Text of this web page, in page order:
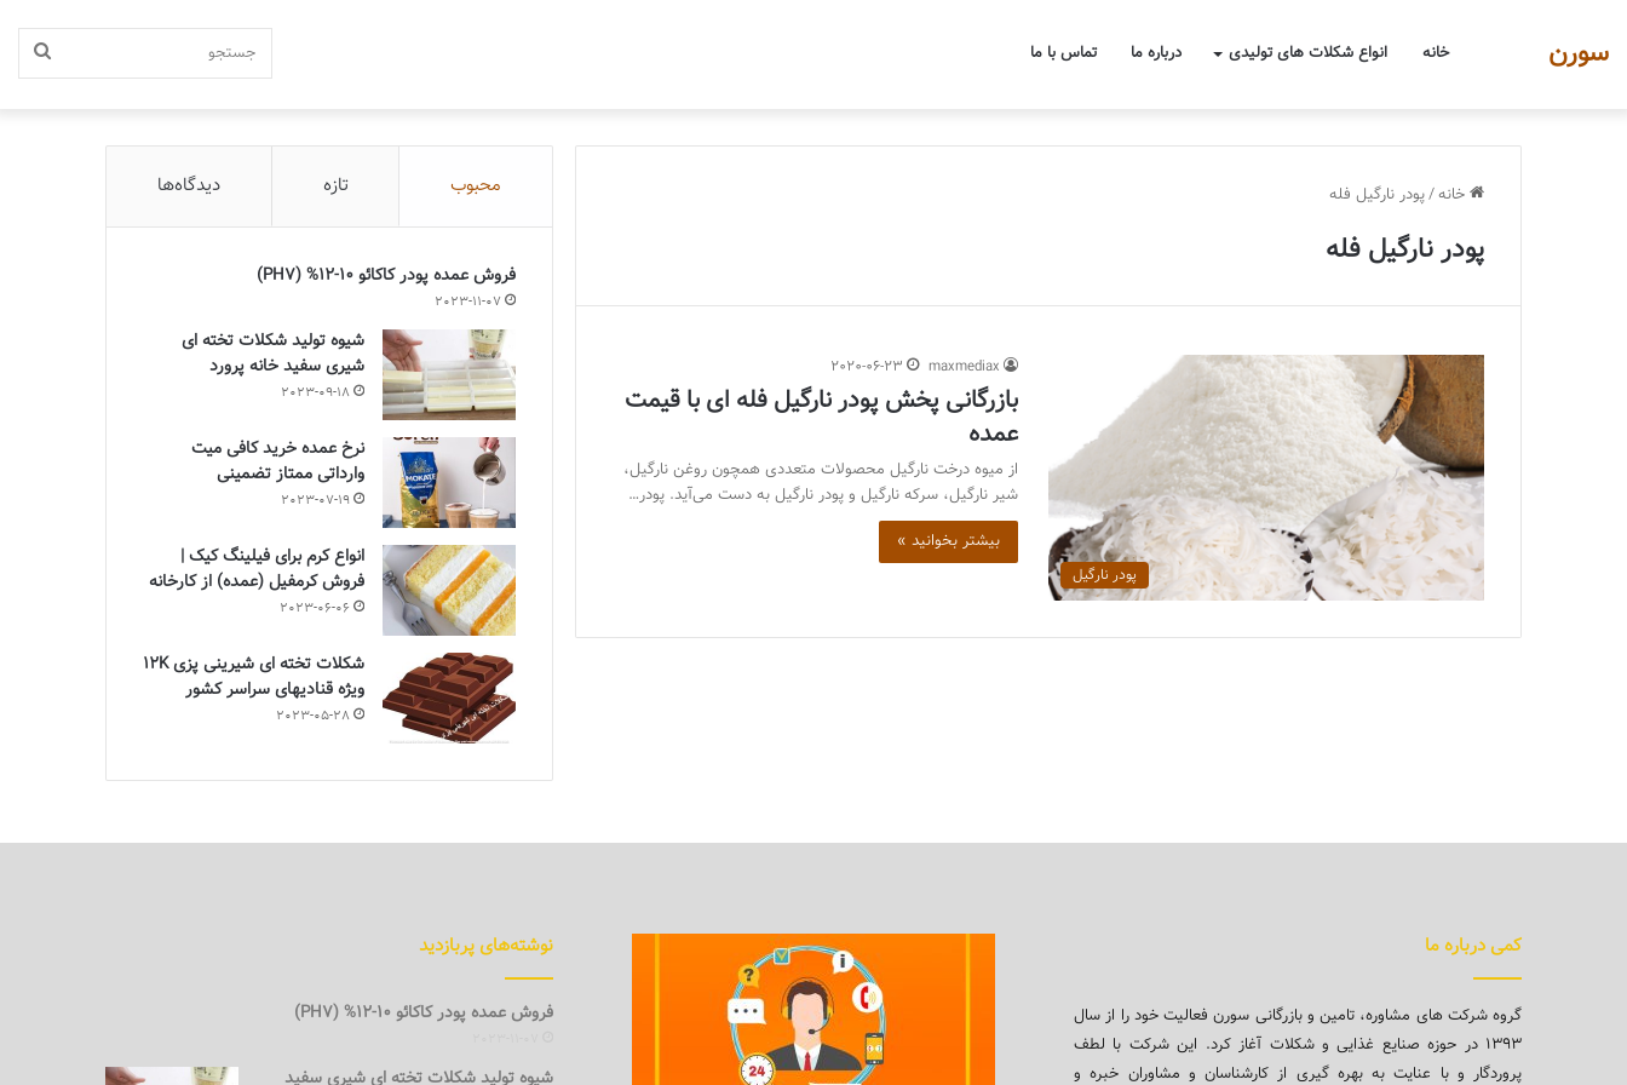
سورن خانه انواع شکلات های تولیدی درباره ما تماس با ما
خانه/پودر نارگیل فله
پودر نارگیل فله
پودر نارگیل
maxmediax
2020-06-23
بازرگانی پخش پودر نارگیل فله ای با قیمت
عمده
از میوه درخت نارگیل محصولات متعددی همچون روغن نارگیل،
شیر نارگیل، سرکه نارگیل و پودر نارگیل به دست می‌آید. پودر…
بیشتر بخوانید »
محبوب تازه دیدگاه‌ها
فروش عمده پودر کاکائو 10-12% (PH7)
2023-11-07
شیوه تولید شکلات تخته ای
شیری سفید خانه پرورد
2023-09-18
نرخ عمده خرید کافی میت
وارداتی ممتاز تضمینی
2023-07-19
انواع کرم برای فیلینگ کیک |
فروش کرمفیل (عمده) از کارخانه
2023-06-06
شکلات تخته ای شیرینی پزی 12K
ویژه قنادیهای سراسر کشور
2023-05-28
کمی درباره ما
گروه شرکت های مشاوره، تامین و بازرگانی سورن فعالیت خود را از سال
۱۳۹۳ در حوزه صنایع غذایی و شکلات آغاز کرد. این شرکت با لطف
پروردگار و با عنایت به بهره گیری از کارشناسان و مشاوران خبره و
نوشته‌های پربازدید
فروش عمده پودر کاکائو 10-12% (PH7)
شیوه تولید شکلات تخته ای شیری سفید